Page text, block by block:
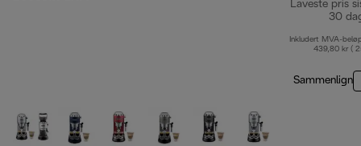
Laveste pris
30
Inkludert MVA-
439,80 kr (
Sammenlign